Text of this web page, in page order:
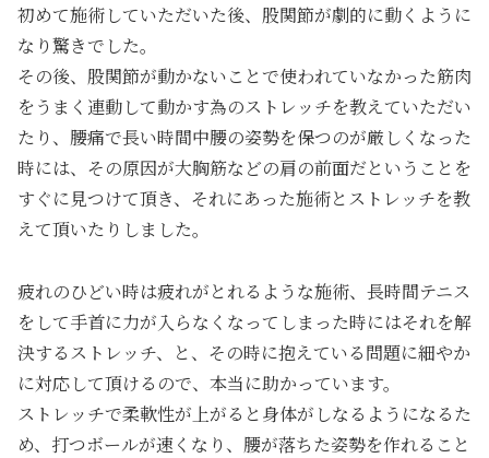
初めて施術していただいた後、股関節が劇的に動くように
なり驚きでした。
その後、股関節が動かないことで使われていなかった筋肉
をうまく連動して動かす為のストレッチを教えていただい
たり、腰痛で長い時間中腰の姿勢を保つのが厳しくなった
時には、その原因が大胸筋などの肩の前面だということを
すぐに見つけて頂き、それにあった施術とストレッチを教
えて頂いたりしました。
疲れのひどい時は疲れがとれるような施術、長時間テニス
をして手首に力が入らなくなってしまった時にはそれを解
決するストレッチ、と、その時に抱えている問題に細やか
に対応して頂けるので、本当に助かっています。
ストレッチで柔軟性が上がると身体がしなるようになるた
め、打つボールが速くなり、腰が落ちた姿勢を作れること